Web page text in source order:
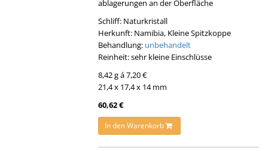
ablagerungen an der Oberfläche
Schliff: Naturkristall
Herkunft: Namibia, Kleine Spitzkoppe
Behandlung: unbehandelt
Reinheit: sehr kleine Einschlüsse
8,42 g á 7,20 €
21,4 x 17,4 x 14 mm
60,62 €
In den Warenkorb